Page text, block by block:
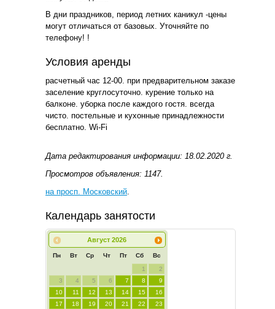
В дни праздников, период летних каникул -цены
могут отличаться от базовых. Уточняйте по
телефону! !
Условия аренды
расчетный час 12-00. при предварительном заказе
заселение круглосуточно. курение только на
балконе. уборка после каждого гостя. всегда
чисто. постельные и кухонные принадлежности
бесплатно. Wi-Fi
Дата редактирования информации: 18.02.2020 г.
Просмотров объявления: 1147.
на просп. Московский
Календарь занятости
Август 2026
Пн Вт Ср Чт Пт Сб Вс
1
2
3
4 5 6 7 8
9
10
11 12 13 14 15
16
17
18 19 20 21 22
23